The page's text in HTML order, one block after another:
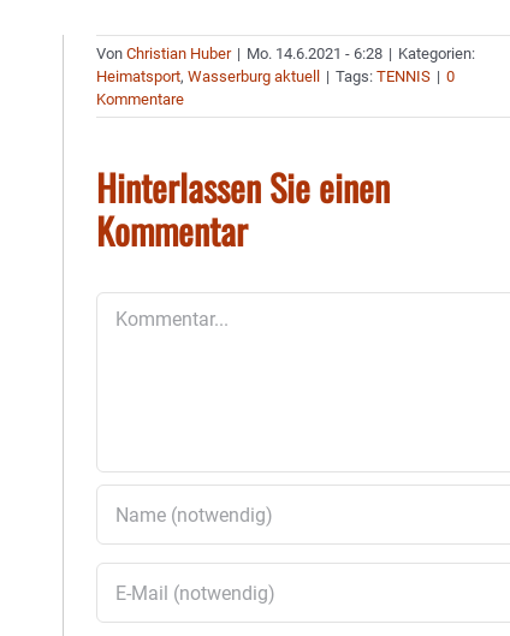
VonChristian Huber | Mo. 14.6.2021 - 6:28 | Kategorien:
Heimatsport,Wasserburg aktuell | Tags:TENNIS | 0
Kommentare
Hinterlassen Sie einen
Kommentar